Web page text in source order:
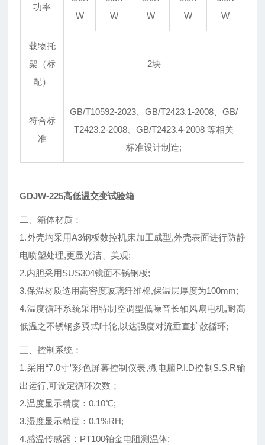
功率
W
W
W
W
W
载物托
架（标
配）
2块
符合标
准
GB/T10592-2023、GB/T2423.1-2008、GB/
T2423.2-2008、GB/T2423.4-2008 等相关
标准设计制造;
GDJW-225高低温交变试验箱
二、箱体材质：
1.外壳均采用A3钢板数控机床加工成型,外壳表面进行防静
电喷塑处理,更显光洁、美观;
2.内胆采用SUS304镜面不锈钢板;
3.保温材质选用高密度玻璃纤维棉,保温层厚度为100mm;
4.温度循环系统采用特制空调型低噪音长轴风扇电机,耐高
低温之不锈钢多翼式叶轮,以达强度对流垂直扩散循环;
三、控制系统：
1.采用“7.0寸”彩色屏幕控制仪表,微电脑P.I.D控制S.S.R输
出运行,可设定循环次数；
2.温度显示精度：0.10℃;
3.湿度显示精度 ：0.1%RH;
4.感温传感器：PT100铂金电阻测温体;